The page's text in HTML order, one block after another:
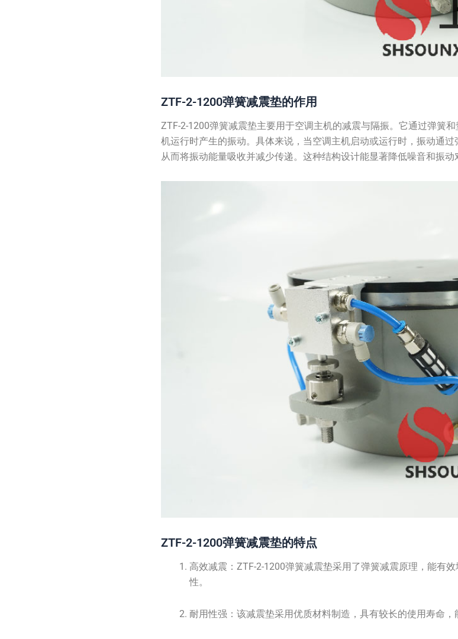
ZTF-2-1200弹簧减震垫的作用
ZTF-2-1200弹簧减震垫主要用于空调主机的减震与隔振。它通过弹簧
机运行时产生的振动。具体来说，当空调主机启动或运行时，振动通
从而将振动能量吸收并减少传递。这种结构设计能显著降低噪音和振动
ZTF-2-1200弹簧减震垫的特点
高效减震：ZTF-2-1200弹簧减震垫采用了弹簧减震原理，能有
性。
耐用性强：该减震垫采用优质材料制造，具有较长的使用寿命